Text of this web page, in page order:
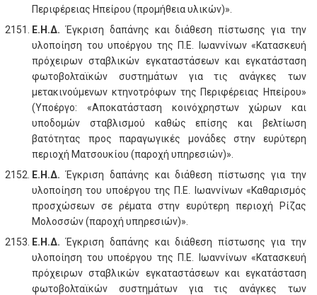
Περιφέρειας Ηπείρου (προμήθεια υλικών)».
Ε.Η.Δ.Έγκριση δαπάνης και διάθεση πίστωσης για την
υλοποίηση του υποέργου της Π.Ε. Ιωαννίνων «Κατασκευή
πρόχειρων σταβλικών εγκαταστάσεων και εγκατάσταση
φωτοβολταϊκών συστημάτων για τις ανάγκες των
μετακινούμενων κτηνοτρόφων της Περιφέρειας Ηπείρου»
(Υποέργο: «Αποκατάσταση κοινόχρηστων χώρων και
υποδομών σταβλισμού καθώς επίσης και βελτίωση
βατότητας προς παραγωγικές μονάδες στην ευρύτερη
περιοχή Ματσουκίου (παροχή υπηρεσιών)».
Ε.Η.Δ.Έγκριση δαπάνης και διάθεση πίστωσης για την
υλοποίηση του υποέργου της Π.Ε. Ιωαννίνων «Καθαρισμός
προσχώσεων σε ρέματα στην ευρύτερη περιοχή Ρίζας
Μολοσσών (παροχή υπηρεσιών)».
Ε.Η.Δ.Έγκριση δαπάνης και διάθεση πίστωσης για την
υλοποίηση του υποέργου της Π.Ε. Ιωαννίνων «Κατασκευή
πρόχειρων σταβλικών εγκαταστάσεων και εγκατάσταση
φωτοβολταϊκών συστημάτων για τις ανάγκες των